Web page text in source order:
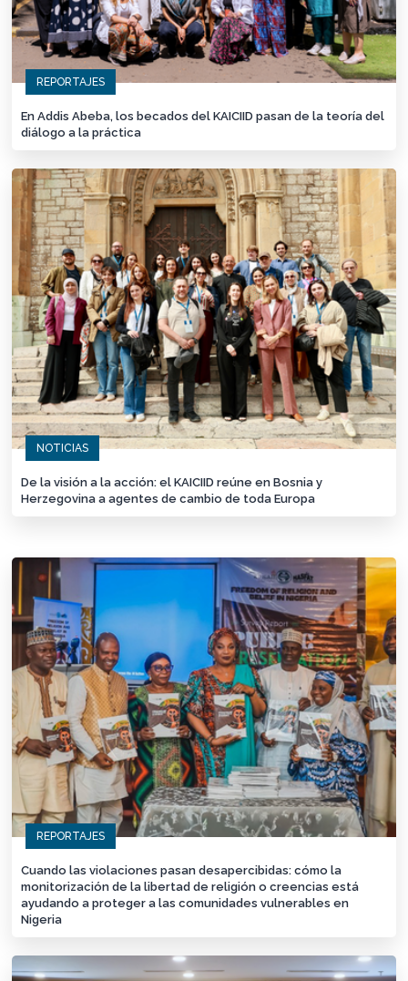
REPORTAJES
En Addis Abeba, los becados del KAICIID pasan de la teoría del
diálogo a la práctica
NOTICIAS
De la visión a la acción: el KAICIID reúne en Bosnia y
Herzegovina a agentes de cambio de toda Europa
REPORTAJES
Cuando las violaciones pasan desapercibidas: cómo la
monitorización de la libertad de religión o creencias está
ayudando a proteger a las comunidades vulnerables en
Nigeria